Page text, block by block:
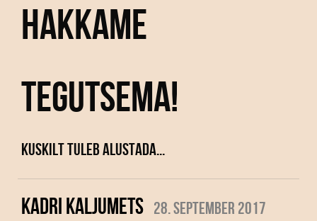
Hakkame
tegutsema!
Kuskilt tuleb alustada...
KADRI KALJUMETS 28. september 2017